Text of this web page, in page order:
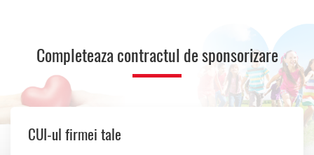
Completeaza contractul de sponsorizare
CUI-ul firmei tale